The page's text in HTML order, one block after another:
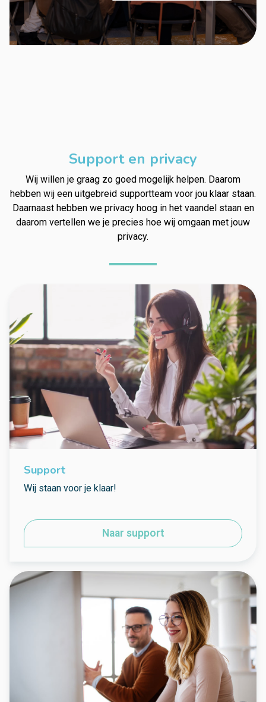
Support en privacy
Wij willen je graag zo goed mogelijk helpen. Daarom
hebben wij een uitgebreid supportteam voor jou klaar staan.
Daarnaast hebben we privacy hoog in het vaandel staan en
daarom vertellen we je precies hoe wij omgaan met jouw
privacy.
Support
Wij staan voor je klaar!
Naar support